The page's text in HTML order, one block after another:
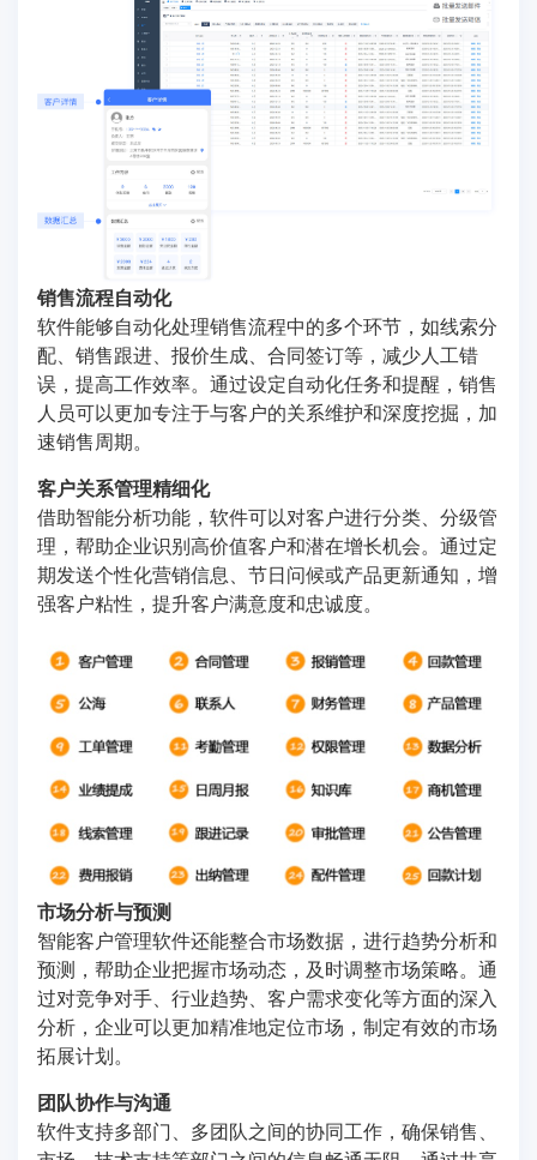
销售流程自动化
软件能够自动化处理销售流程中的多个环节，如线索分
配、销售跟进、报价生成、合同签订等，减少人工错
误，提高工作效率。通过设定自动化任务和提醒，销售
人员可以更加专注于与客户的关系维护和深度挖掘，加
速销售周期。
客户关系管理精细化
借助智能分析功能，软件可以对客户进行分类、分级管
理，帮助企业识别高价值客户和潜在增长机会。通过定
期发送个性化营销信息、节日问候或产品更新通知，增
强客户粘性，提升客户满意度和忠诚度。
市场分析与预测
智能客户管理软件还能整合市场数据，进行趋势分析和
预测，帮助企业把握市场动态，及时调整市场策略。通
过对竞争对手、行业趋势、客户需求变化等方面的深入
分析，企业可以更加精准地定位市场，制定有效的市场
拓展计划。
团队协作与沟通
软件支持多部门、多团队之间的协同工作，确保销售、